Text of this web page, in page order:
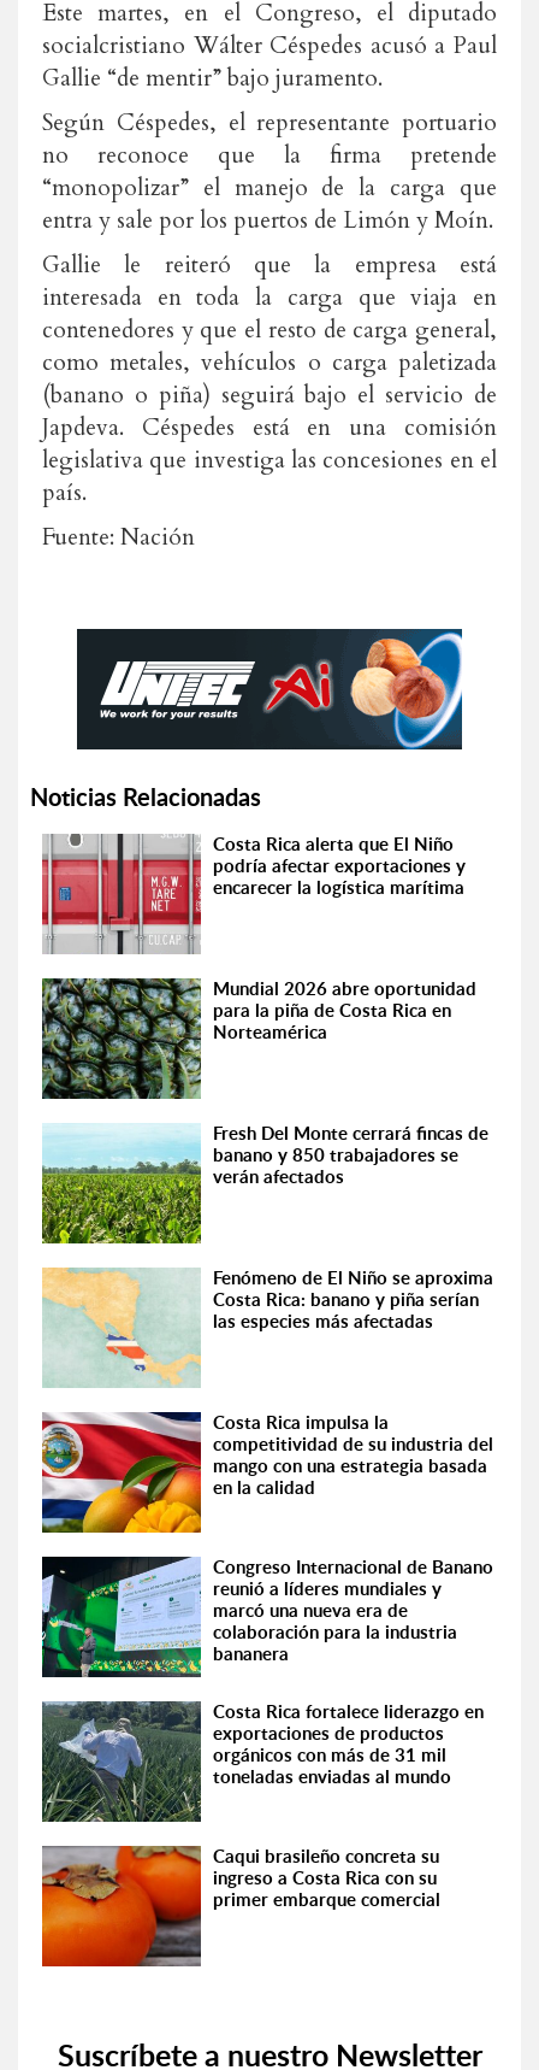
Este martes, en el Congreso, el diputado
socialcristiano Wálter Céspedes acusó a Paul
Gallie “de mentir” bajo juramento.
Según Céspedes, el representante portuario
no reconoce que la firma pretende
“monopolizar” el manejo de la carga que
entra y sale por los puertos de Limón y Moín.
Gallie le reiteró que la empresa está
interesada en toda la carga que viaja en
contenedores y que el resto de carga general,
como metales, vehículos o carga paletizada
(banano o piña) seguirá bajo el servicio de
Japdeva. Céspedes está en una comisión
legislativa que investiga las concesiones en el
país.
Fuente: Nación
Noticias Relacionadas
Costa Rica alerta que El Niño
podría afectar exportaciones y
encarecer la logística marítima
Mundial 2026 abre oportunidad
para la piña de Costa Rica en
Norteamérica
Fresh Del Monte cerrará fincas de
banano y 850 trabajadores se
verán afectados
Fenómeno de El Niño se aproxima
Costa Rica: banano y piña serían
las especies más afectadas
Costa Rica impulsa la
competitividad de su industria del
mango con una estrategia basada
en la calidad
Congreso Internacional de Banano
reunió a líderes mundiales y
marcó una nueva era de
colaboración para la industria
bananera
Costa Rica fortalece liderazgo en
exportaciones de productos
orgánicos con más de 31 mil
toneladas enviadas al mundo
Caqui brasileño concreta su
ingreso a Costa Rica con su
primer embarque comercial
Suscríbete a nuestro Newsletter